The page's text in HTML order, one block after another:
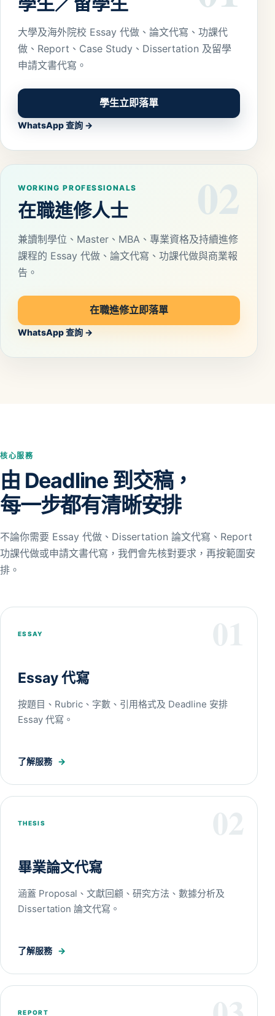
大學及海外院校 Essay 代做、論文代寫、功課代
做、Report、Case Study、Dissertation 及留學
申請文書代寫。
學生立即落單
WhatsApp 查詢 →
02
WORKING PROFESSIONALS
在職進修人士
兼讀制學位、Master、MBA、專業資格及持續進修
課程的 Essay 代做、論文代寫、功課代做與商業報
告。
在職進修立即落單
WhatsApp 查詢 →
核心服務
由 Deadline 到交稿，
每一步都有清晰安排
不論你需要 Essay 代做、Dissertation 論文代寫、Report
功課代做或申請文書代寫，我們會先核對要求，再按範圍安
排。
ESSAY
Essay 代寫
按題目、Rubric、字數、引用格式及 Deadline 安排
Essay 代寫。
了解服務 →
THESIS
畢業論文代寫
涵蓋 Proposal、文獻回顧、研究方法、數據分析及
Dissertation 論文代寫。
了解服務 →
REPORT